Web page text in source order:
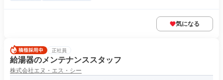
気になる
正社員
給湯器のメンテナンススタッフ
株式会社エヌ・エス・シー